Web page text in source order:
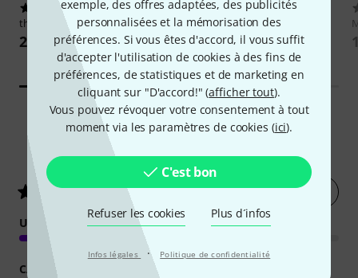
exemple, des offres adaptées, des publicités
personnalisées et la mémorisation des
préférences. Si vous êtes d'accord, il vous suffit
d'accepter l'utilisation de cookies à des fins de
préférences, de statistiques et de marketing en
cliquant sur "D'accord!" (afficher tout).
Vous pouvez révoquer votre consentement à tout
moment via les paramètres de cookies (ici).
C'est bon
Refuser les cookies Plus d´infos
Infos légales · Politique de confidentialité
5659
the t.bone Headphone Adapter
2,99 €
5310
RodeNT1-A Complete Vocal
Recording
169 €
53Évaluations des clients
4.3/ 5 Évaluer
UTILISATION
CARACTÉRISTIQUES